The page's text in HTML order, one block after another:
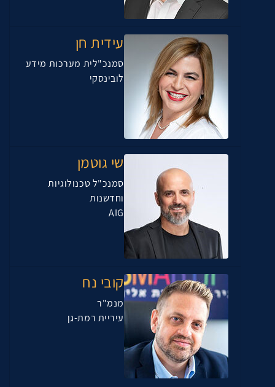
עידית חן
סמנכ"לית מערכות מידע
לובינסקי
שי גוטמן
סמנכ"ל טכנולוגיות
וחדשנות
AIG
קובי נח
מנמ"ר
עיריית רמת-גן